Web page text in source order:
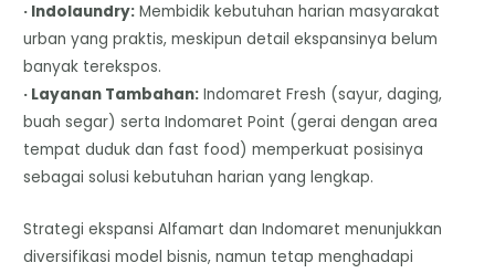
· Indolaundry: Membidik kebutuhan harian masyarakat
urban yang praktis, meskipun detail ekspansinya belum
banyak terekspos.
· Layanan Tambahan: Indomaret Fresh (sayur, daging,
buah segar) serta Indomaret Point (gerai dengan area
tempat duduk dan fast food) memperkuat posisinya
sebagai solusi kebutuhan harian yang lengkap.
Strategi ekspansi Alfamart dan Indomaret menunjukkan
diversifikasi model bisnis, namun tetap menghadapi